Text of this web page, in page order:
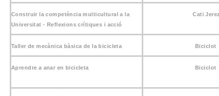
Construir la competència multicultural a la
Universitat - Reflexions crítiques i acció
Cati
Taller de mecànica bàsica de la bicicleta Biciclot
Aprendre a anar en bicicleta Biciclot